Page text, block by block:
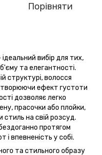
Порівняти
вибір для тих,
та елегантності.
структурі, волосся
ефект густоти
дозволяє легко
прасочки або плойки,
на свій розсуд.
протягом
впевненість у собі.
та стильного образу